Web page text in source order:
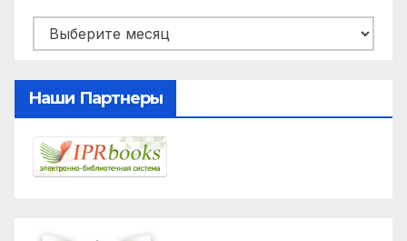
Архивы
Наши Партнеры